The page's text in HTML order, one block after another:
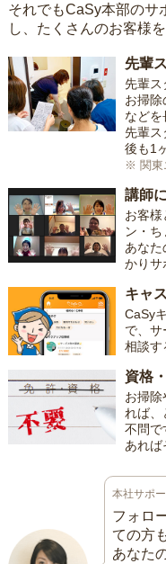
それでもCaSy本部のサ
し、たくさんのお客様
先輩
先輩ス
お掃除
などを
先輩ス
後も1
※ 関東
講師
お客様
ン・
あなた
かりサ
キャ
CaSy
で、サ
相談す
資格
お掃除
れば、
不問で
あれば
本社サポ
フォロ
ての方
あなた